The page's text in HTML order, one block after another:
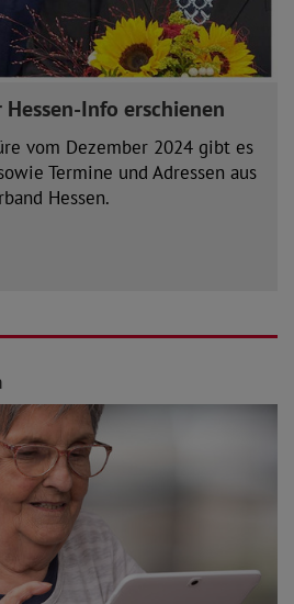
Hessen-Info erschienen
vom Dezember 2024 gibt es
Termine und Adressen aus
Hessen.